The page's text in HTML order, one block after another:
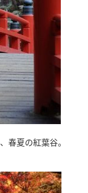
春夏の紅葉谷。